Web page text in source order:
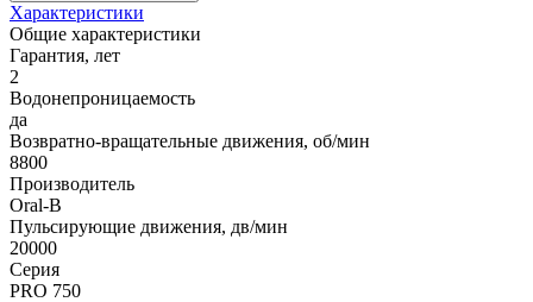
Характеристики
Общие характеристики
Гарантия, лет
2
Водонепроницаемость
да
Возвратно-вращательные движения, об/мин
8800
Производитель
Oral-B
Пульсирующие движения, дв/мин
20000
Серия
PRO 750